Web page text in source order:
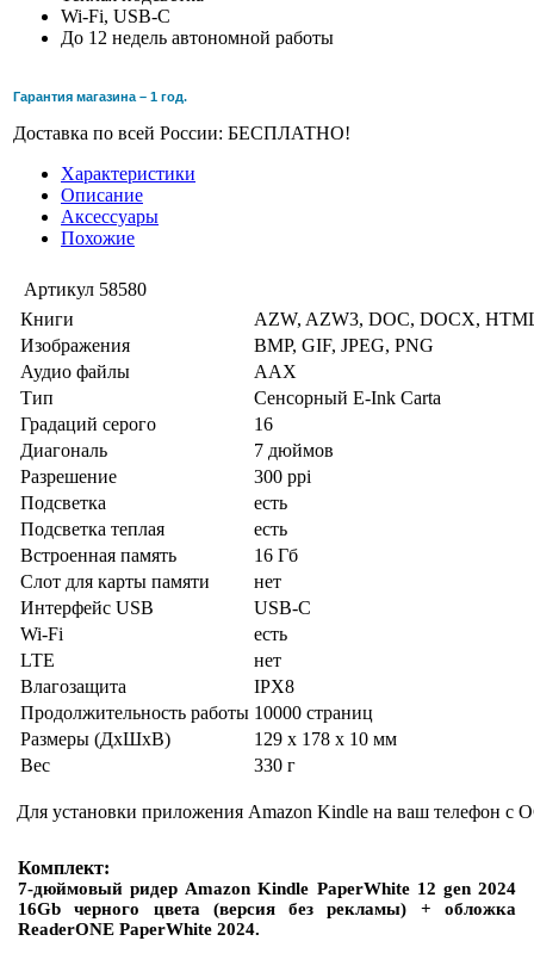
Wi-Fi, USB-C
До 12 недель автономной работы
Гарантия магазина – 1 год.
Доставка по всей России: БЕСПЛАТНО!
Характеристики
Описание
Аксессуары
Похожие
Артикул 58580
Книги
AZW, AZW3, DOC, DOCX,
Изображения
BMP, GIF, JPEG, PNG
Аудио файлы
AAX
Тип
Сенсорный E-Ink Carta
Градаций серого
16
Диагональ
7 дюймов
Разрешение
300 ppi
Подсветка
есть
Подсветка теплая
есть
Встроенная память
16 Гб
Слот для карты памяти
нет
Интерфейс USB
USB-C
Wi-Fi
есть
LTE
нет
Влагозащита
IPX8
Продолжительность работы 10000 страниц
Размеры (ДхШхВ)
129 x 178 x 10 мм
Вес
330 г
Для установки приложения Amazon Kindle на ваш телефон с
Комплект:
7-дюймовый ридер Amazon Kindle PaperWhite 12 gen 2024
16Gb черного цвета (версия без рекламы) + обложка
ReaderONE PaperWhite 2024.